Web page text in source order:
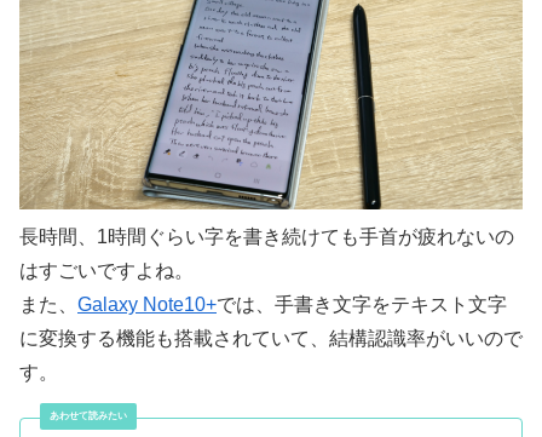
長時間、1時間ぐらい字を書き続けても手首が疲れないの
はすごいですよね。
また、 Galaxy Note10+では、手書き文字をテキスト文字
に変換する機能も搭載されていて、結構認識率がいいので
す。